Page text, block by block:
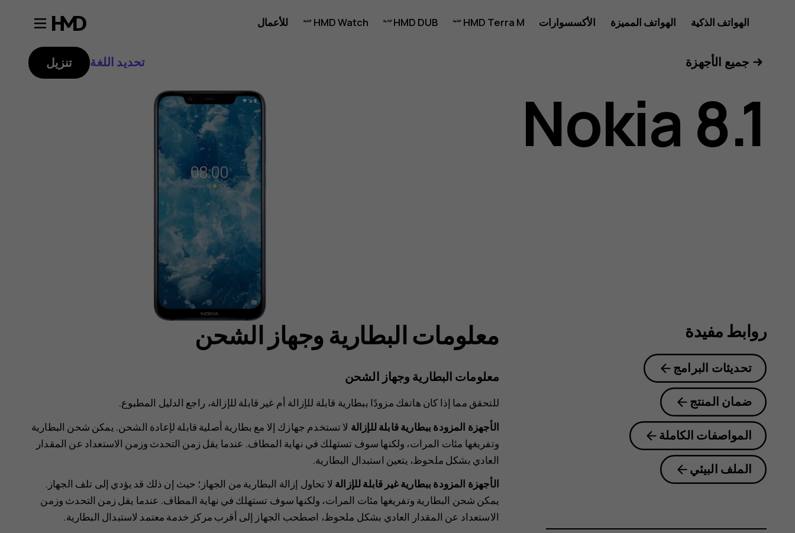
دليل
مستخدم
هاتف
الهواتف الذكية الهواتف المميزة الأكسسوارات HMD Terra M
HMD DUB
HMD Watch
للأعمال
جميع الأجهزة تحديد اللغة تنزيل
Nokia 8.1
معلومات البطارية وجهاز الشحن
معلومات البطارية وجهاز الشحن
للتحقق مما إذا كان هاتفك مزودًا ببطارية قابلة للإزالة أم غير قابلة للإزالة، راجع الدليل المطبوع.
الأجهزة المزودة ببطارية قابلة للإزالة لا تستخدم جهازك إلا مع بطارية أصلية قابلة لإعادة الشحن. يمكن شحن البطارية
وتفريغها مئات المرات، ولكنها سوف تستهلك في نهاية المطاف. عندما يقل زمن التحدث وزمن الاستعداد عن المقدار
العادي بشكل ملحوظ، يتعين استبدال البطارية.
الأجهزة المزودة ببطارية غير قابلة للإزالة لا تحاول إزالة البطارية من الجهاز؛ حيث إن ذلك قد يؤدي إلى تلف الجهاز.
يمكن شحن البطارية وتفريغها مئات المرات، ولكنها سوف تستهلك في نهاية المطاف. عندما يقل زمن التحدث وزمن
الاستعداد عن المقدار العادي بشكل ملحوظ، اصطحب الجهاز إلى أقرب مركز خدمة معتمد لاستبدال البطارية.
روابط مفيدة
تحديثات البرامج
ضمان المنتج
المواصفات الكاملة
الملف البيئي